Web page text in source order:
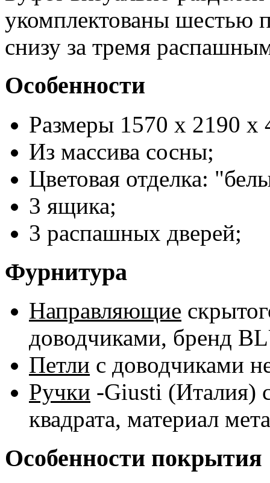
укомплектованы шестью
снизу за тремя
Особенности
Размеры 1570 x 2190 x
Из массива сосны;
Цветовая отделка:
3 ящика;
3 распашных дверей;
Фурнитура
Направляющие
доводчиками, бренд
Петли с доводчиками
Ручки -Giusti (Италия)
квадрата, материал
Особенности покрытия